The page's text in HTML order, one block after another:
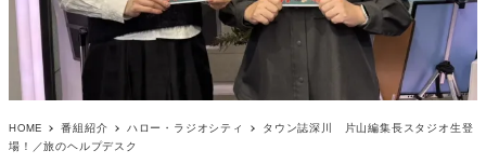
HOME 番組紹介 ハロー・ラジオシティ
タウン誌深川 片山編集長スタジオ生登
場！／旅のヘルプデスク